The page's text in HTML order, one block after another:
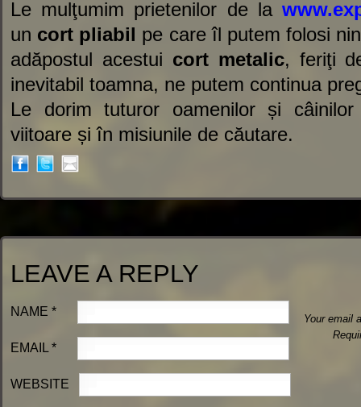
Le mulţumim prietenilor de la
un cort pliabil pe care îl putem folosi
adăpostul acestui cort metalic, feriţi
inevitabil toamna, ne putem continua
Le dorim tuturor oamenilor și
viitoare și în misiunile de căutare.
LEAVE A REPLY
Your email
NAME *
EMAIL *
WEBSITE